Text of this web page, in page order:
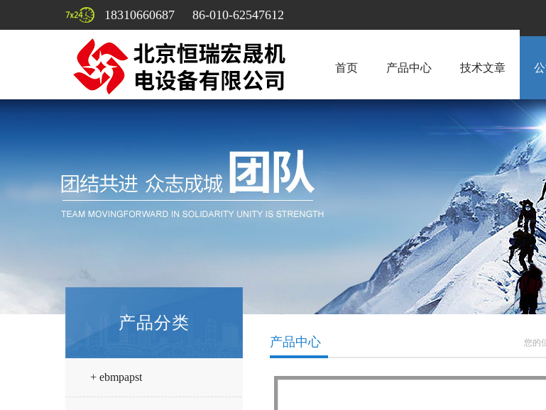
18310660687 86-010-62547612
首页 产品中心 技术文章
产品分类
+ ebmpapst
您的
产品中心